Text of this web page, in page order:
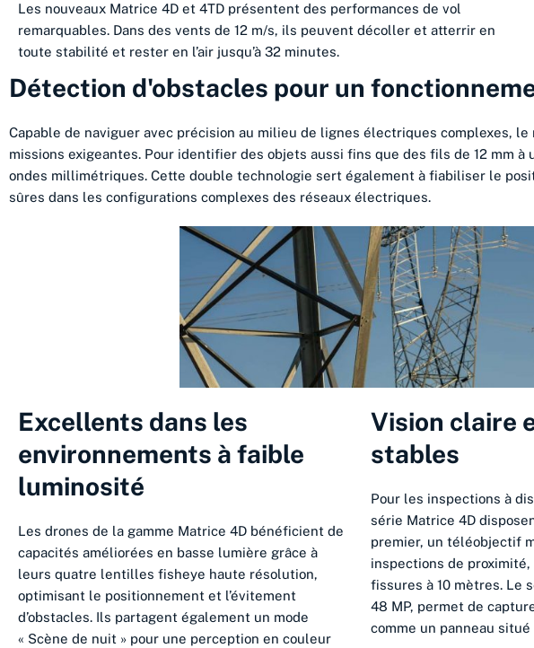
Les nouveaux Matrice 4D et 4TD présentent des performances de vol
remarquables. Dans des vents de 12 m/s, ils peuvent décoller et atterrir en
toute stabilité et rester en l’air jusqu’à 32 minutes.
Détection d'obstacles pour un
Capable de naviguer avec précision au milieu de lignes électriques complexes,
missions exigeantes. Pour identifier des objets aussi fins que des fils de 12 mm
ondes millimétriques. Cette double technologie sert également à fiabiliser le
sûres dans les configurations complexes des réseaux électriques.
Excellents dans les
environnements à faible
luminosité
Les drones de la gamme Matrice 4D bénéficient de
capacités améliorées en basse lumière grâce à
leurs quatre lentilles fisheye haute résolution,
optimisant le positionnement et l’évitement
d’obstacles. Ils partagent également un mode
« Scène de nuit » pour une perception en couleur
Vision claire
stables
Pour les inspections à
série Matrice 4D
premier, un téléobjectif
inspections de
fissures à 10 mètres. Le
48 MP, permet de
comme un panneau